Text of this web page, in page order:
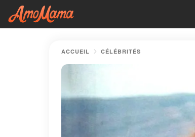
ACCUEIL CÉLÉBRITÉS